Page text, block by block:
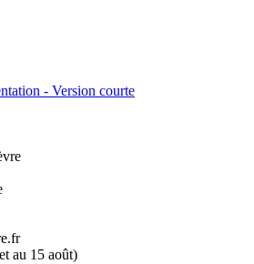
- Version courte
au 15 août)